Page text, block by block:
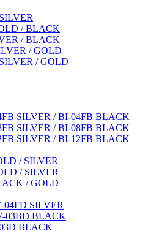
/ BLACK
/ BLACK
/ GOLD
/ GOLD
SILVER / BI-04FB BLACK
SILVER / BI-08FB BLACK
SILVER / BI-12FB BLACK
/ SILVER
/ SILVER
/ GOLD
04FD SILVER
03BD BLACK
BLACK